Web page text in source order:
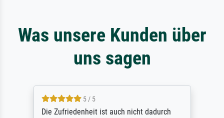
Was unsere Kunden über
uns sagen
5 / 5
Die Zufriedenheit ist auch nicht dadurch